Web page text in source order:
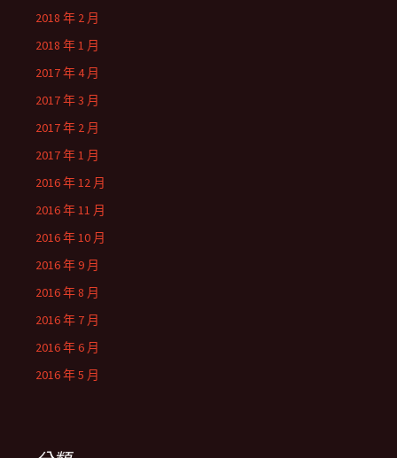
2018 年 2 月
2018 年 1 月
2017 年 4 月
2017 年 3 月
2017 年 2 月
2017 年 1 月
2016 年 12 月
2016 年 11 月
2016 年 10 月
2016 年 9 月
2016 年 8 月
2016 年 7 月
2016 年 6 月
2016 年 5 月